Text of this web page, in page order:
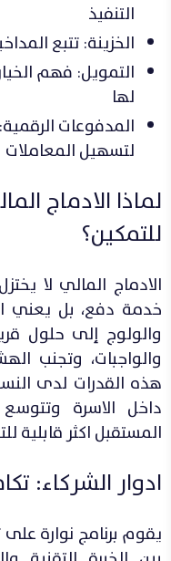
التنفيذ
الخزينة: تتبع
التمويل: فهم
لها
المدفوعات
لتسهيل المعاملات
لماذا الادماج
للتمكين؟
الادماج المالي لا
خدمة دفع، بل يعني
والولوج إلى حلول
والواجبات، وتجنب
هذه القدرات لدى
داخل الاسرة
المستقبل اكثر قابلية
ادوار الشركاء:
يقوم برنامج نوارة